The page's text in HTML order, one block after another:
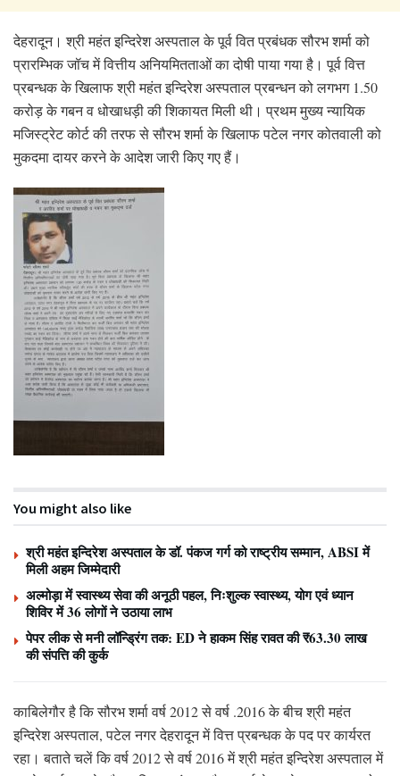
देहरादून। श्री महंत इन्दिरेश अस्पताल के पूर्व वित प्रबंधक सौरभ शर्मा को
प्रारम्भिक जॉच में वित्तीय अनियमितताओं का दोषी पाया गया है। पूर्व वित्त
प्रबन्धक के खिलाफ श्री महंत इन्दिरेश अस्पताल प्रबन्धन को लगभग 1.50
करोड़ के गबन व धोखाधड़ी की शिकायत मिली थी। प्रथम मुख्य न्यायिक
मजिस्ट्रेट कोर्ट की तरफ से सौरभ शर्मा के खिलाफ पटेल नगर कोतवाली को
मुकदमा दायर करने के आदेश जारी किए गए हैं।
You might also like
श्री महंत इन्दिरेश अस्पताल के डॉ. पंकज गर्ग को राष्ट्रीय सम्मान, ABSI में
मिली अहम जिम्मेदारी
अल्मोड़ा में स्वास्थ्य सेवा की अनूठी पहल, निःशुल्क स्वास्थ्य, योग एवं ध्यान
शिविर में 36 लोगों ने उठाया लाभ
पेपर लीक से मनी लॉन्ड्रिंग तक: ED ने हाकम सिंह रावत की ₹63.30 लाख
की संपत्ति की कुर्क
काबिलेगौर है कि सौरभ शर्मा वर्ष 2012 से वर्ष .2016 के बीच श्री महंत
इन्दिरेश अस्पताल, पटेल नगर देहरादून में वित्त प्रबन्धक के पद पर कार्यरत
रहा। बताते चलें कि वर्ष 2012 से वर्ष 2016 में श्री महंत इन्दिरेश अस्पताल में